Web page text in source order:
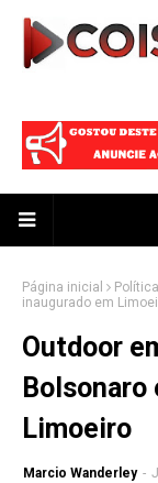
Página inicial Política
inaugurado em
Outdoor
Bolsonaro
Limoeiro
Marcio Wanderley -